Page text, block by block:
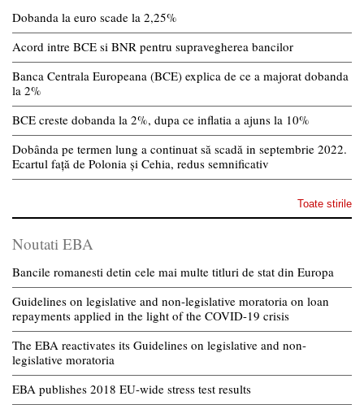
Dobanda la euro scade la 2,25%
Acord intre BCE si BNR pentru supravegherea bancilor
Banca Centrala Europeana (BCE) explica de ce a majorat dobanda
la 2%
BCE creste dobanda la 2%, dupa ce inflatia a ajuns la 10%
Dobânda pe termen lung a continuat să scadă in septembrie 2022.
Ecartul față de Polonia și Cehia, redus semnificativ
Toate stirile
Noutati EBA
Bancile romanesti detin cele mai multe titluri de stat din Europa
Guidelines on legislative and non-legislative moratoria on loan
repayments applied in the light of the COVID-19 crisis
The EBA reactivates its Guidelines on legislative and non-
legislative moratoria
EBA publishes 2018 EU-wide stress test results